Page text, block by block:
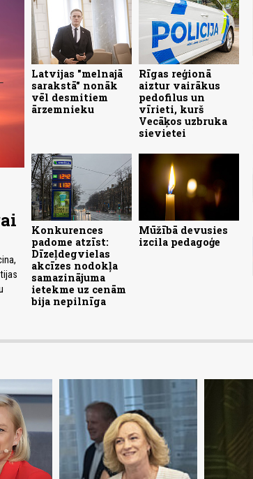
Latvijas "melnajā
sarakstā" nonāk
vēl desmitiem
ārzemnieku
Rīgas reģionā
aiztur vairākus
pedofilus un
vīrieti, kurš
Vecāķos uzbruka
sievietei
Konkurences
padome atzīst:
Dīzeļdegvielas
akcīzes nodokļa
samazinājuma
ietekme uz cenām
bija nepilnīga
Mūžībā devusies
izcila pedagoģe